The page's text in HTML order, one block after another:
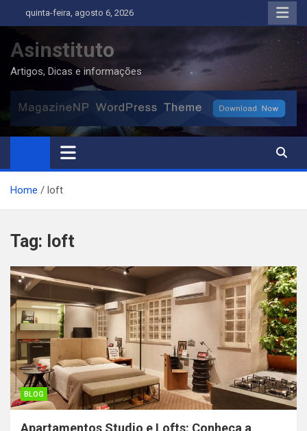
to
content
quinta-feira, agosto 6, 2026
Asinstituto
Artigos, Dicas e informações
Home loft
Tag: loft
BLOG
Apartamentos Studio e Lofts: Conheça a